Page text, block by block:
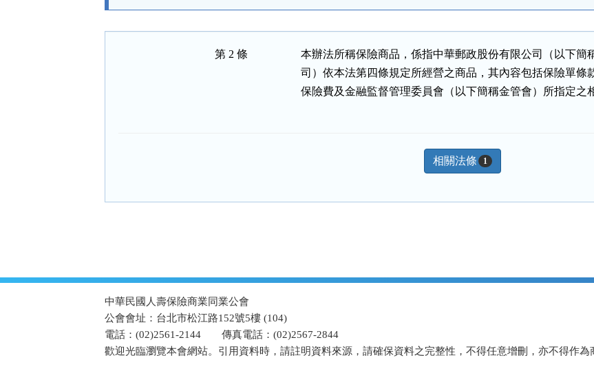
第 2 條
本辦法所稱保險商品，係指中華郵政股份有限公司（以下簡
司）依本法第四條規定所經營之商品，其內容包括保險單條
保險費及金融監督管理委員會（以下簡稱金管會）所指定之
相關法條 1
中華民國人壽保險商業同業公會
公會會址：台北市松江路152號5樓 (104)
電話：(02)2561-2144
傳真電話：(02)2567-2844
歡迎光臨瀏覽本會網站。引用資料時，請註明資料來源，請確保資料之完整性，不得任意增刪，亦不得作為